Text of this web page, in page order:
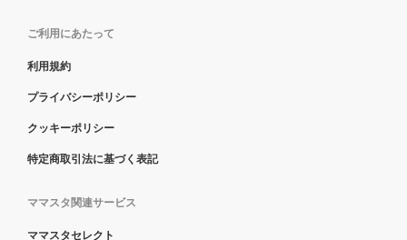
ご利用にあたって
利用規約
プライバシーポリシー
クッキーポリシー
特定商取引法に基づく表記
ママスタ関連サービス
ママスタセレクト